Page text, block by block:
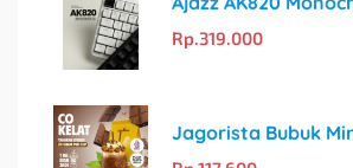
Rp.319.000